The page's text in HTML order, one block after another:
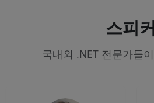
스피커
국내외 .NET 전문가들